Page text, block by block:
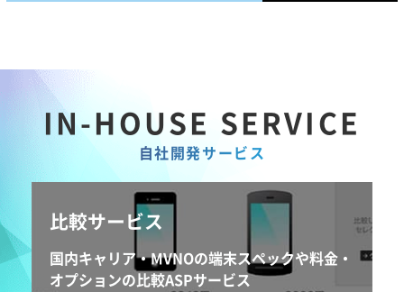
IN-HOUSE SERVICE
自社開発サービス
比較サービス
国内キャリア・MVNOの端末スペックや料金・
オプションの比較ASPサービス